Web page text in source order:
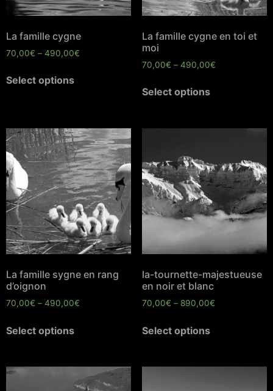
La famille cygne
70,00€ – 490,00€
Select options
La famille cygne en toi et
moi
70,00€ – 490,00€
Select options
La famille sygne en rang
d’oignon
70,00€ – 490,00€
Select options
la-tournette-majestueuse
en noir et blanc
70,00€ – 890,00€
Select options